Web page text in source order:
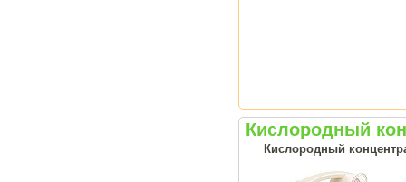
Кислородный
Кислородный